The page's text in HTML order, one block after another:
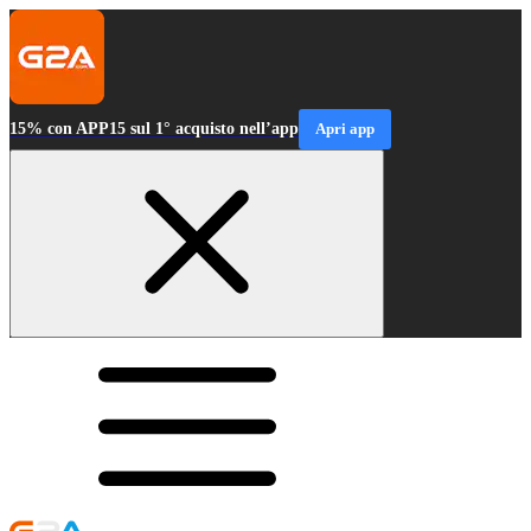
15% con APP15 sul 1° acquisto nell’app Apri app